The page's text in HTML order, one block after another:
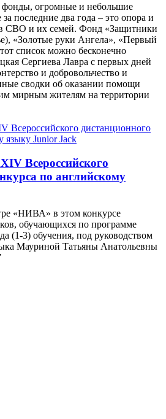
огромные и небольшие
последние два года – это опора и
СВО и их семей. Фонд «Защитники
«Золотые руки Ангела», «Первый
список можно бесконечно
Сергиева Лавра с первых дней
и добровольчество и
сводки об оказании помощи
мирным жителям на территории
Всероссийского
по английскому
«НИВА» в этом конкурсе
обучающихся по программе
(1-3) обучения, под руководством
Мауриной Татьяны Анатольевны